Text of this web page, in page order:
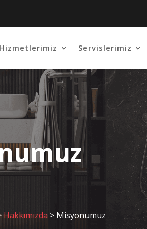
Hizmetlerimiz Servislerimiz
Hakkımızda> Misyonumuz